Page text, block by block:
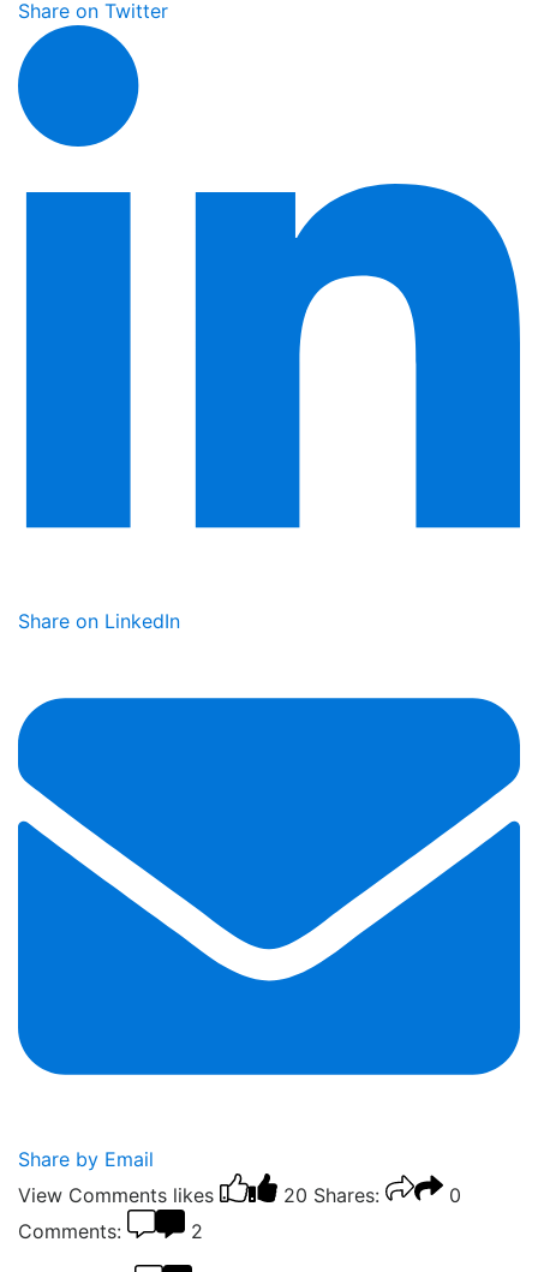
Share on Twitter
Share on LinkedIn
Share by Email
View Comments likes 20 Shares:
0
Comments:
2